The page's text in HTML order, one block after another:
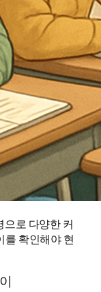
로 다양한 커
를 확인해야 현